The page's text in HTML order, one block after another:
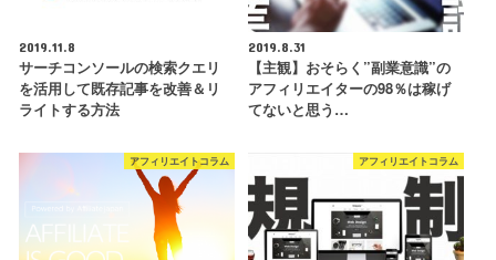
2019.11.8
サーチコンソールの検索クエリ
を活用して既存記事を改善＆リ
ライトする方法
2019.8.31
【主観】おそらく”副業意識”の
アフィリエイターの98％は稼げ
てないと思う…
アフィリエイトコラム アフィリエイトコラム